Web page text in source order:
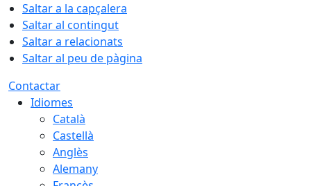
Saltar a la capçalera
Saltar al contingut
Saltar a relacionats
Saltar al peu de pàgina
Contactar
Idiomes
Català
Castellà
Anglès
Alemany